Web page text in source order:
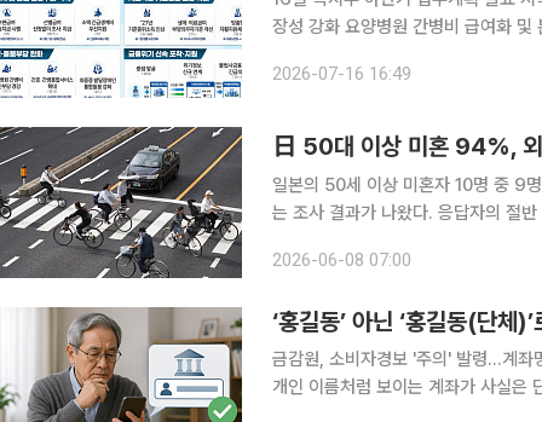
장성 강화 요양병원 간병비 급여화 및 본인 부담금 경감 추진 보건복지부가 하반기에 초고령사회에
업무계획에서 기초연금 구조개편 및
2026-07-16 16:49
日 50대 이상 미혼 94%, 외
일본의 50세 이상 미혼자 10명 중 9
는 조사 결과가 나왔다. 응답자의 절
다. 일본의 중장년층 대상 관계 연결
2026-06-08 07:00
‘홍길동’ 아닌 ‘홍길동(단체
금감원, 소비자경보 '주의' 발령…계좌
개인 이름처럼 보이는 계좌가 사실은